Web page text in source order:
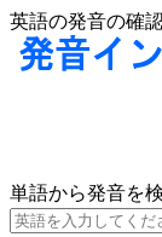
英語の発音の確
単語から発音を